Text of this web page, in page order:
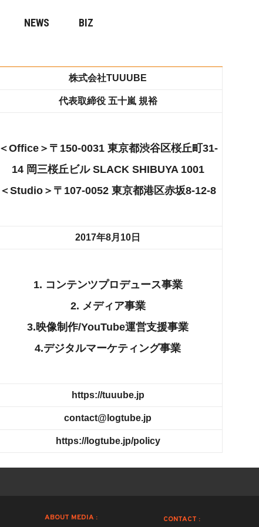
NEWS BIZ
株式会社TUUUBE
代表取締役 五十嵐 規裕
＜Office＞〒150-0031 東京都渋谷区桜丘町31-
14 岡三桜丘ビル SLACK SHIBUYA 1001
＜Studio＞〒107-0052 東京都港区赤坂8-12-8
2017年8月10日
1. コンテンツプロデュース事業
2. メディア事業
3.映像制作/YouTube運営支援事業
4.デジタルマーケティング事業
https://tuuube.jp
contact@logtube.jp
https://logtube.jp/policy
ABOUT MEDIA : CONTACT :